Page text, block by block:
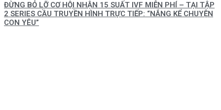
ĐỪNG BỎ LỠ CƠ HỘI NHẬN 15 SUẤT IVF MIỄN PHÍ – TẠI TẬP
2 SERIES CẦU TRUYỀN HÌNH TRỰC TIẾP: “NẮNG KỂ CHUYỆN
CON YÊU”